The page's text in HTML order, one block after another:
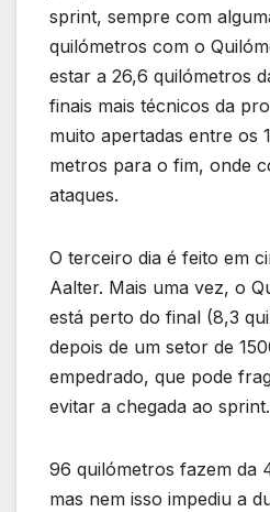
sprint, sempre com
quilómetros com o
estar a 26,6 quilómetros
finais mais técnicos da
muito apertadas entre os
metros para o fim, onde
ataques.
O terceiro dia é feito em
Aalter. Mais uma vez, o
está perto do final (8,3
depois de um setor de
empedrado, que pode
evitar a chegada ao sprint.
96 quilómetros fazem da
mas nem isso impediu a